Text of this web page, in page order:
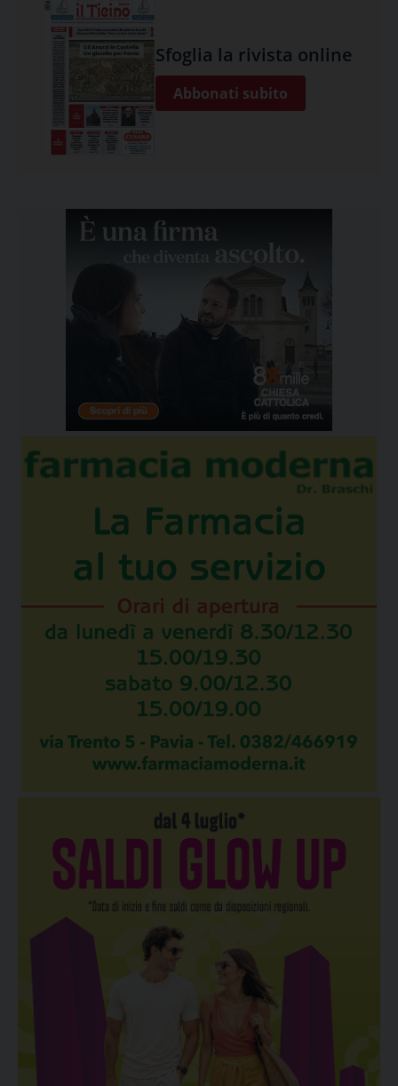
Sfoglia la rivista online
Abbonati subito